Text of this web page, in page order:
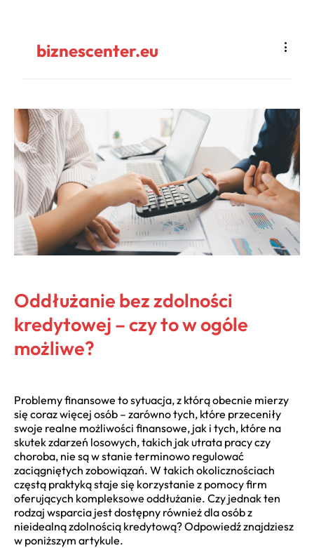
biznescenter.eu
Oddłużanie bez zdolności
kredytowej – czy to w ogóle
możliwe?
Problemy finansowe to sytuacja, z którą obecnie mierzy
się coraz więcej osób – zarówno tych, które przeceniły
swoje realne możliwości finansowe, jak i tych, które na
skutek zdarzeń losowych, takich jak utrata pracy czy
choroba, nie są w stanie terminowo regulować
zaciągniętych zobowiązań. W takich okolicznościach
częstą praktyką staje się korzystanie z pomocy firm
oferujących kompleksowe oddłużanie. Czy jednak ten
rodzaj wsparcia jest dostępny również dla osób z
nieidealną zdolnością kredytową? Odpowiedź znajdziesz
w poniższym artykule.